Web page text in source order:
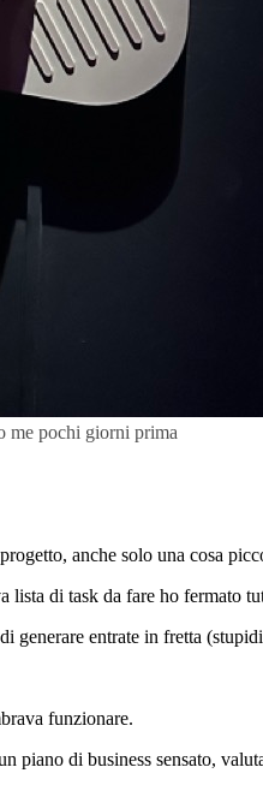
me pochi giorni prima
anche solo una cosa
lista di task da fare ho fermato
generare entrate in fretta
funzionare.
di business sensato,